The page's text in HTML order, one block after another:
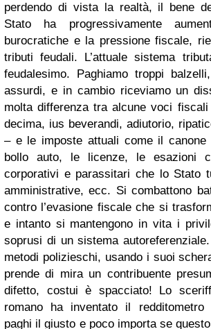
perdendo di vista la realtà, il bene
Stato ha progressivamente
burocratiche e la pressione fiscale,
tributi feudali. L’attuale sistema
feudalesimo. Paghiamo troppi
assurdi, e in cambio riceviamo un
molta differenza tra alcune voci
decima, ius beverandi, adiutorio,
– e le imposte attuali come il
bollo auto, le licenze, le esazioni
corporativi e parassitari che lo Stato
amministrative, ecc. Si combattono
contro l’evasione fiscale che si
e intanto si mantengono in vita i
soprusi di un sistema
metodi polizieschi, usando i suoi
prende di mira un contribuente
difetto, costui è spacciato! Lo
romano ha inventato il
paghi il giusto e poco importa se